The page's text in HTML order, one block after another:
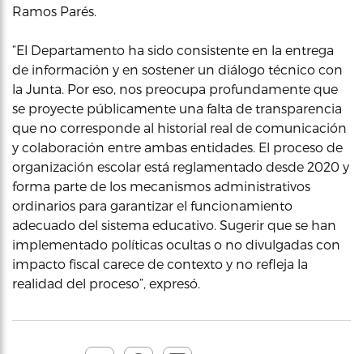
Ramos Parés.
“El Departamento ha sido consistente en la entrega
de información y en sostener un diálogo técnico con
la Junta. Por eso, nos preocupa profundamente que
se proyecte públicamente una falta de transparencia
que no corresponde al historial real de comunicación
y colaboración entre ambas entidades. El proceso de
organización escolar está reglamentado desde 2020 y
forma parte de los mecanismos administrativos
ordinarios para garantizar el funcionamiento
adecuado del sistema educativo. Sugerir que se han
implementado políticas ocultas o no divulgadas con
impacto fiscal carece de contexto y no refleja la
realidad del proceso”, expresó.